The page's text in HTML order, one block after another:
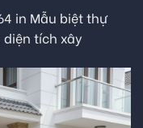
in Mẫu biệt thự
tích xây